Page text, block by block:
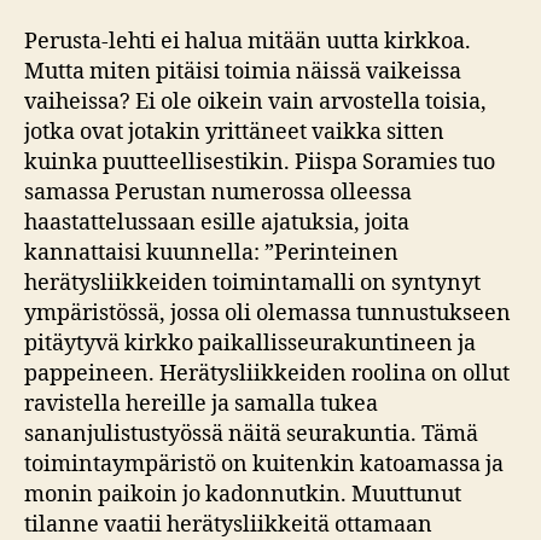
Perusta-lehti ei halua mitään uutta kirkkoa.
Mutta miten pitäisi toimia näissä vaikeissa
vaiheissa? Ei ole oikein vain arvostella toisia,
jotka ovat jotakin yrittäneet vaikka sitten
kuinka puutteellisestikin. Piispa Soramies tuo
samassa Perustan numerossa olleessa
haastattelussaan esille ajatuksia, joita
kannattaisi kuunnella: ”Perinteinen
herätysliikkeiden toimintamalli on syntynyt
ympäristössä, jossa oli olemassa tunnustukseen
pitäytyvä kirkko paikallisseurakuntineen ja
pappeineen. Herätysliikkeiden roolina on ollut
ravistella hereille ja samalla tukea
sananjulistustyössä näitä seurakuntia. Tämä
toimintaympäristö on kuitenkin katoamassa ja
monin paikoin jo kadonnutkin. Muuttunut
tilanne vaatii herätysliikkeitä ottamaan